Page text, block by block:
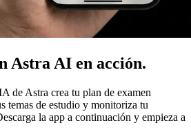
Astra AI en acción.
de Astra crea tu plan de examen
temas de estudio y monitoriza tu
la app a continuación y empieza a